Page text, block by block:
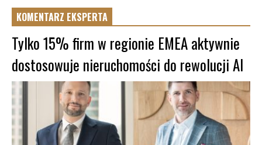
KOMENTARZ EKSPERTA
Tylko 15% firm w regionie EMEA aktywnie
dostosowuje nieruchomości do rewolucji AI